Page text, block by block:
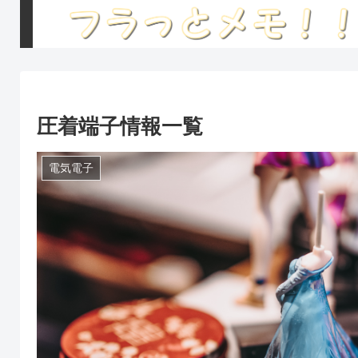
圧着端子情報一覧
電気電子